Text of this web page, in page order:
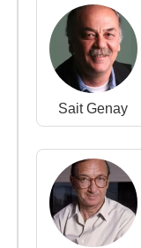
Sait Genay